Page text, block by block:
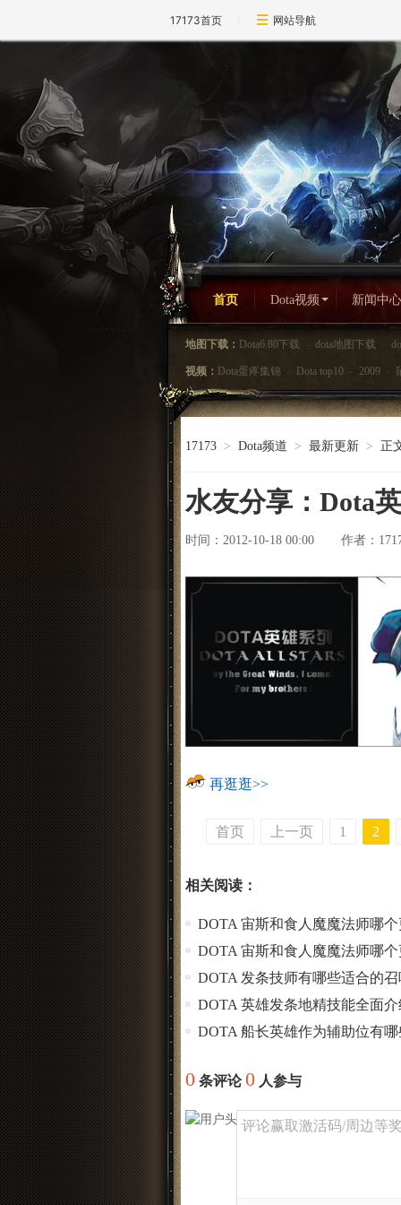
17173首页 网站导航
首页 Dota视频 新闻中心
地图下载： Dota6.80下载 - dota地图下载 -
视频： Dota蛋疼集锦 - Dota top10 - 2009 -
17173 > Dota频道 > 最新更新 > 正
水友分享：Dota
时间：2012-10-18 00:00 作者：
再逛逛>>
首页 上一页 1 2
相关阅读：
DOTA 宙斯和食人魔魔法师哪
DOTA 宙斯和食人魔魔法师哪
DOTA 发条技师有哪些适合的
DOTA 英雄发条地精技能全面介
DOTA 船长英雄作为辅助位有
0 条评论0 人参与
评论赢取激活码/周边等